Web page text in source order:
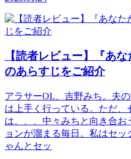
【読者レビュー】『あ
のあらすじをご紹介
アラサーOL、吉野みち。夫
は上手く行っている。ただ
は、、、中々みちと向き合
ョンが溜まる毎日。私はセ
ゃんとセッ